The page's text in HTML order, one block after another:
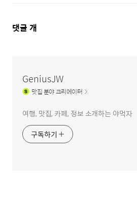
댓
댓글 개
GeniusJW
맛집분야 크리에이터
여행, 맛집, 카페, 정보 소개하는 야먹자
구독하기